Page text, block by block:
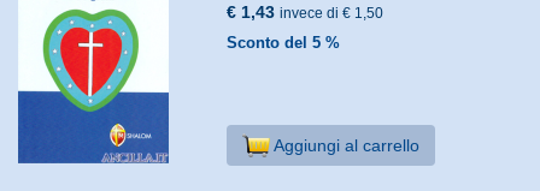
€ 1,43 invece di € 1,50
Sconto del 5 %
Aggiungi al carrello